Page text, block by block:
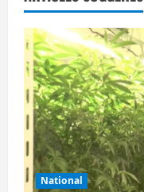
a
t
i
o
n
d National